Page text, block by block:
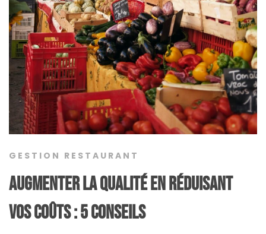
GESTION RESTAURANT
Augmenter la qualité en réduisant
vos coûts : 5 conseils